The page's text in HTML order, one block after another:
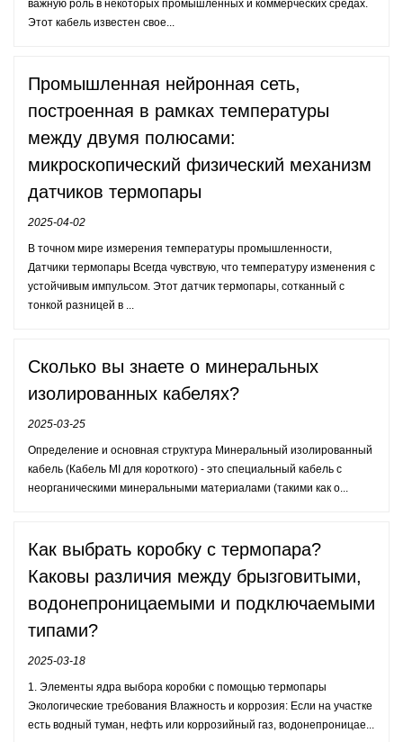
важную роль в некоторых промышленных и коммерческих средах.
Этот кабель известен свое...
Промышленная нейронная сеть,
построенная в рамках температуры
между двумя полюсами:
микроскопический физический механизм
датчиков термопары
2025-04-02
В точном мире измерения температуры промышленности,
Датчики термопары Всегда чувствую, что температуру изменения с
устойчивым импульсом. Этот датчик термопары, сотканный с
тонкой разницей в ...
Сколько вы знаете о минеральных
изолированных кабелях?
2025-03-25
Определение и основная структура Минеральный изолированный
кабель (Кабель MI для короткого) - это специальный кабель с
неорганическими минеральными материалами (такими как о...
Как выбрать коробку с термопара?
Каковы различия между брызговитыми,
водонепроницаемыми и подключаемыми
типами?
2025-03-18
1. Элементы ядра выбора коробки с помощью термопары
Экологические требования Влажность и коррозия: Если на участке
есть водный туман, нефть или коррозийный газ, водонепроницае...